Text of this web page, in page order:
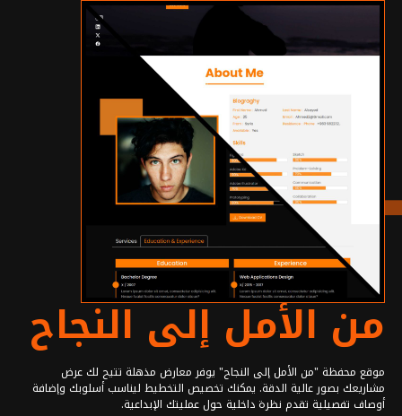
التحديثات
الدورات
المنتجات
التواصل
تسجيل الدخول
تعاون جديد: spotcode8@gmail.com
خدمة الزبائن: services@spotcode.net
055 519 940 963+
دمشق, سوريا
Instagram - الرسمية
Instagram - الترفيهية
Facebook
من الأمل إلى النجاح
موقع محفظة "من الأمل إلى النجاح" يوفر معارض مذهلة تتيح لك عرض
مشاريعك بصور عالية الدقة. يمكنك تخصيص التخطيط ليناسب أسلوبك وإضافة
أوصاف تفصيلية تقدم نظرة داخلية حول عمليتك الإبداعية.